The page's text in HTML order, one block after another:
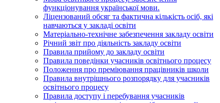
функціонування української мови.
Ліцензований обсяг та фактична кількість осіб, які
навчаються у закладі освіти
Матеріально-технічне забезпечення закладу освіти
Річний звіт про діяльність закладу освіти
Правила прийому до закладу освіти
Правила поведінки учасників освітнього процесу
Положення про преміювання працівників школи
Правила внутрішнього розпорядку для учасників
освітнього процесу
Правила доступу і перебування учасників